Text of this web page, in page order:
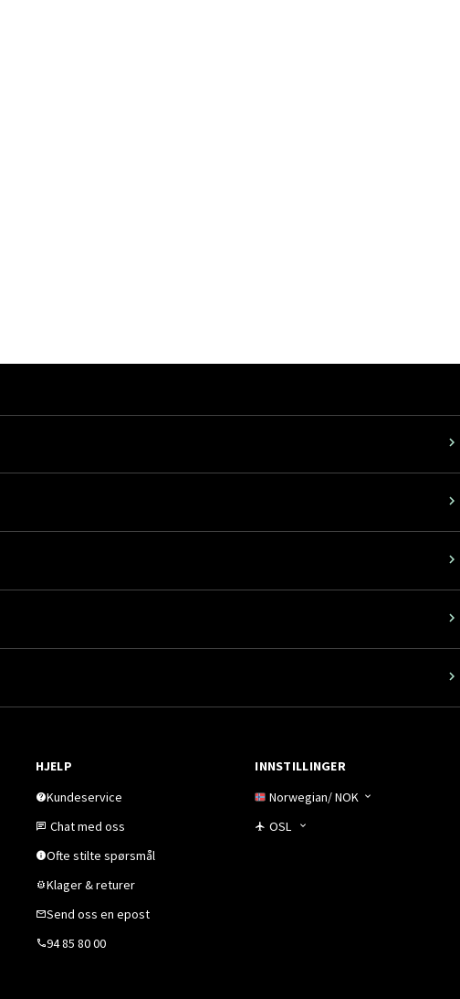
HJELP
Kundeservice
Chat med oss
Ofte stilte spørsmål
Klager & returer
Send oss en epost
94 85 80 00
INNSTILLINGER
Norwegian/NOK
OSL